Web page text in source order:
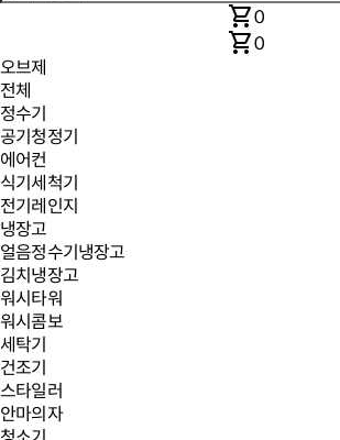
shopping_cart0
shopping_cart0
오브제
전체
정수기
공기청정기
에어컨
식기세척기
전기레인지
냉장고
얼음정수기냉장고
김치냉장고
워시타워
워시콤보
세탁기
건조기
스타일러
안마의자